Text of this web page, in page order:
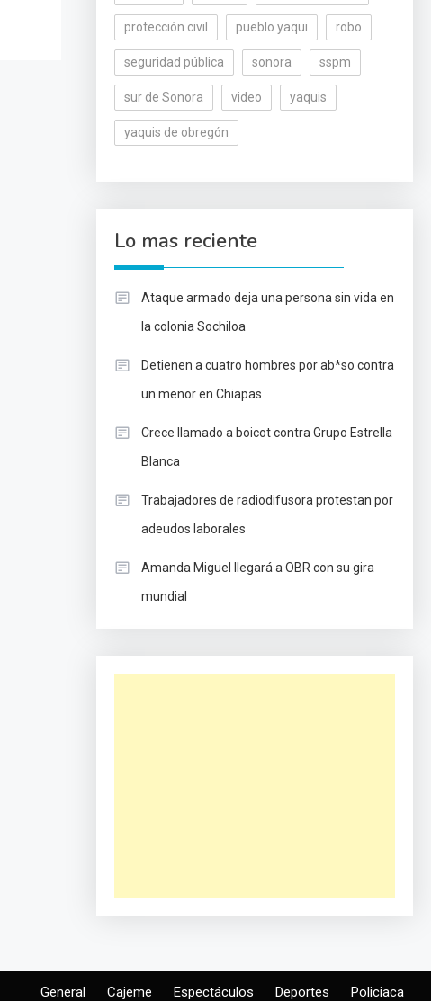
protección civil pueblo yaqui robo
seguridad pública sonora sspm
sur de Sonora video yaquis
yaquis de obregón
Lo mas reciente
Ataque armado deja una persona sin vida en
la colonia Sochiloa
Detienen a cuatro hombres por ab*so contra
un menor en Chiapas
Crece llamado a boicot contra Grupo Estrella
Blanca
Trabajadores de radiodifusora protestan por
adeudos laborales
Amanda Miguel llegará a OBR con su gira
mundial
General Cajeme Espectáculos Deportes Policiaca